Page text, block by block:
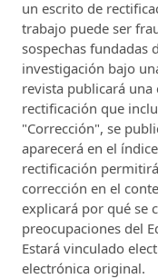
un escrito de
trabajo puede ser
sospechas fundadas
investigación bajo
revista publicará
rectificación que
"Corrección", se
aparecerá en el
rectificación
corrección en el
explicará por qué se
preocupaciones del
Estará vinculado
electrónica original.